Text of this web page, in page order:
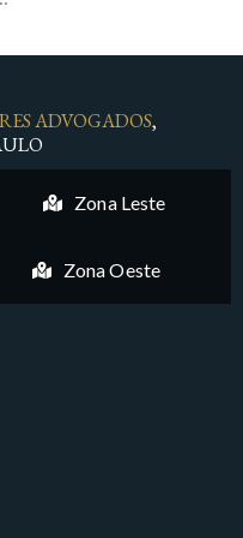
ADVOGADOS,
Zona Leste
Zona Oeste